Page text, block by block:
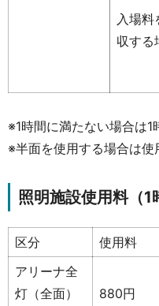
入場料
収する
※1時間に満たない場合は1
※半面を使用する場合は使
照明施設使用料（1
区分
使用料
アリーナ全
灯（全面）
880円